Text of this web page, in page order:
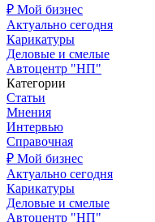
₽ Мой бизнес
Актуально сегодня
Карикатуры
Деловые и смелые
Автоцентр "НП"
Категории
Статьи
Мнения
Интервью
Справочная
₽ Мой бизнес
Актуально сегодня
Карикатуры
Деловые и смелые
Автоцентр "НП"